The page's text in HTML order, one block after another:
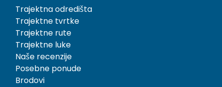
Trajektna odredišta
Trajektne tvrtke
Trajektne rute
Trajektne luke
Naše recenzije
Posebne ponude
Brodovi